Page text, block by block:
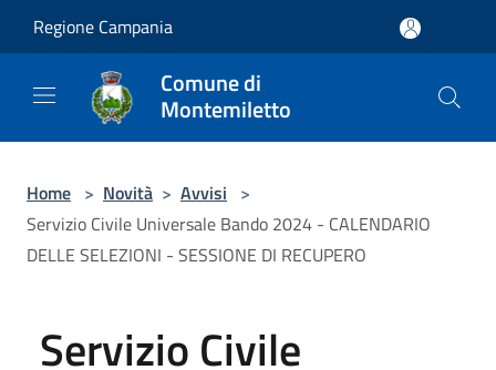
Regione Campania
Comune di
Montemiletto
Home > Novità > Avvisi >
Servizio Civile Universale Bando 2024 - CALENDARIO
DELLE SELEZIONI - SESSIONE DI RECUPERO
Servizio Civile